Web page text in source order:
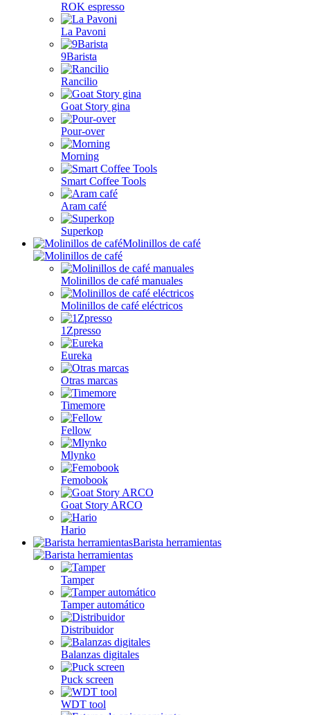
ROK espresso
La Pavoni
9Barista
Rancilio
Goat Story gina
Pour-over
Morning
Smart Coffee Tools
Aram café
Superkop
Molinillos de café
Molinillos de café manuales
Molinillos de café eléctricos
1Zpresso
Eureka
Otras marcas
Timemore
Fellow
Mlynko
Femobook
Goat Story ARCO
Hario
Barista herramientas
Tamper
Tamper automático
Distribuidor
Balanzas digitales
Puck screen
WDT tool